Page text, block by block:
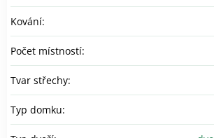
Kování:
Počet místností:
Tvar střechy:
Typ domku: